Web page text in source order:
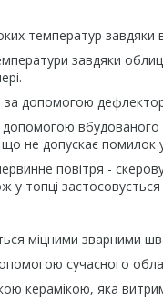
температур завдяки
завдяки
допомогою
допускає помилок у
повітря -
у топці
міцними зварними
сучасного
керамікою, яка